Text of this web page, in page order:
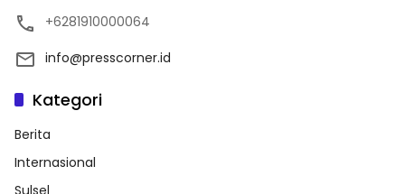
+6281910000064
info@presscorner.id
Kategori
Berita
Internasional